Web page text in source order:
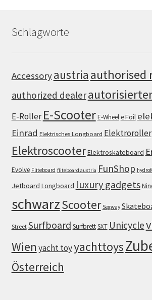
Schlagworte
Accessoryaustria authorised
authorized dealer
E-Roller E-ScooterE-WheeleFoil
Einrad Elektrisches Longboard Elektroroller
ElektroscooterElektroskateboard
Evolve Fliteboard fliteboard austria FunShop
Jetboard Longboard luxury gadgets
schwarzScooter Segway
Street Surfboard SurfbrettSXT Unicycle
Wien yacht toyyachttoys
Österreich